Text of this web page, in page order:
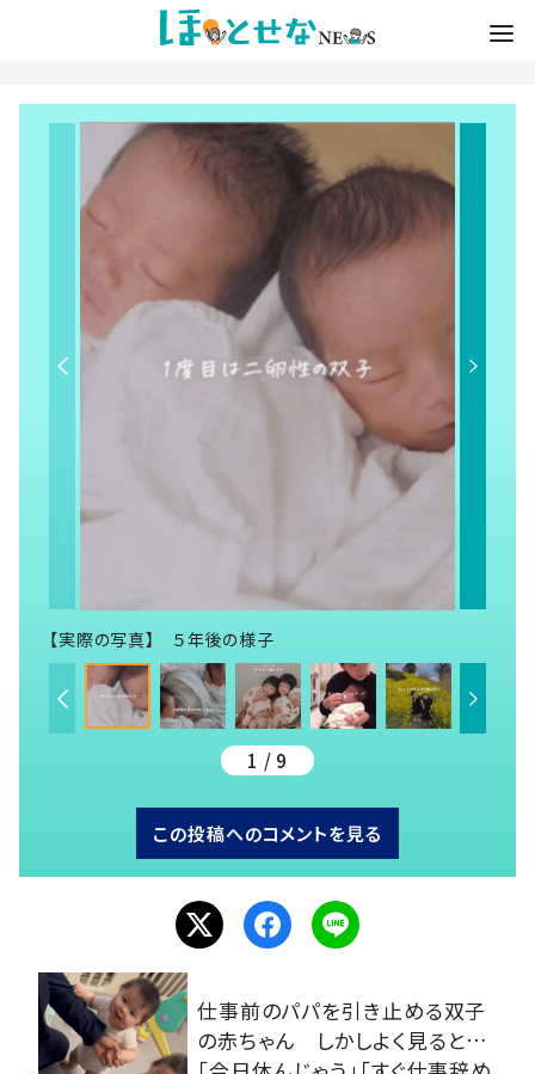
【実際の写真】 ５年後の様子
1 / 9
この投稿へのコメントを見る
仕事前のパパを引き止める双子
の赤ちゃん しかしよく見ると…